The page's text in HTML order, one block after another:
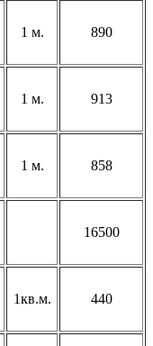
1 м. 890
1 м. 913
1 м. 858
16500
1кв.м. 440